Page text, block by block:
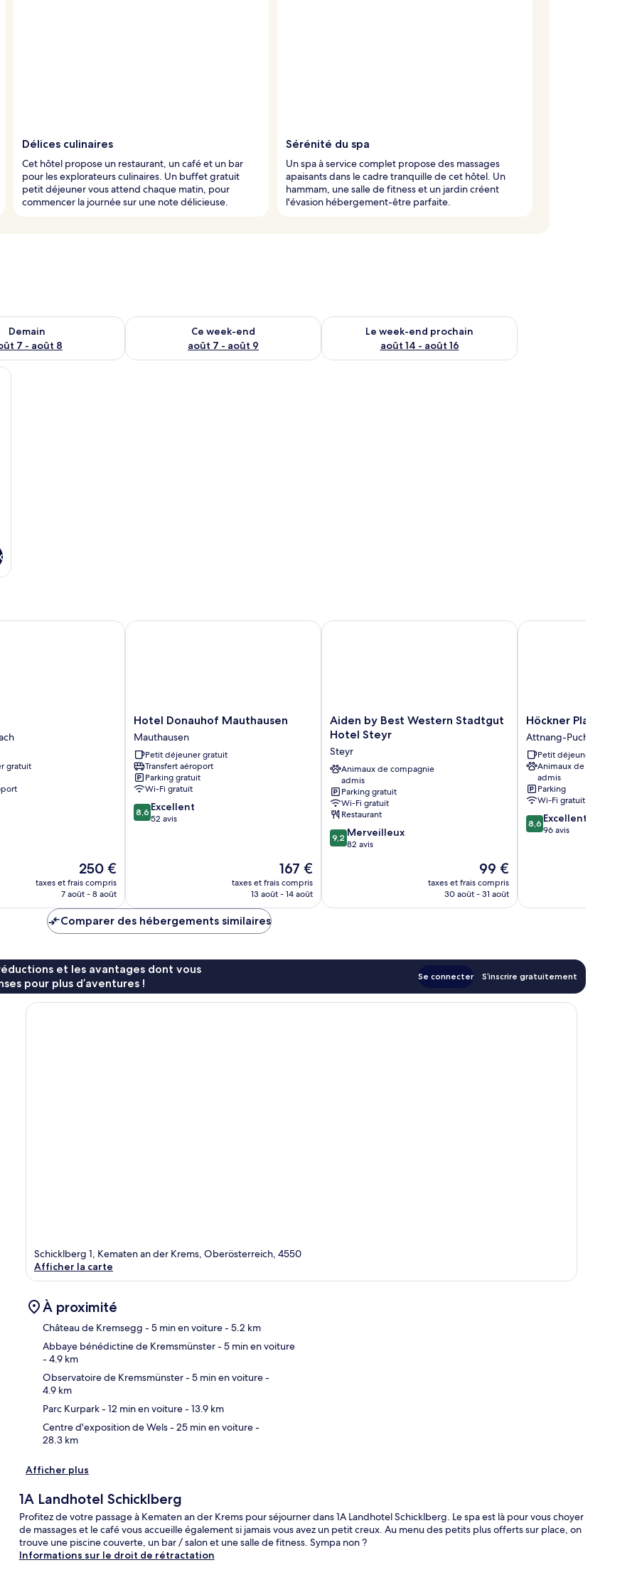
Délices culinaires
Cet hôtel propose un restaurant, un café et un bar
pour les explorateurs culinaires. Un buffet gratuit
petit déjeuner vous attend chaque matin, pour
commencer la journée sur une note délicieuse.
Sérénité du spa
Un spa à service complet propose des massages
apaisants dans le cadre tranquille de cet hôtel. Un
hammam, une salle de fitness et un jardin créent
l'évasion hébergement-être parfaite.
Demain
7 - août 8
pour demain août 7 - août 8
Ce week-end
août 7 - août 9
Vérifier la disponibilité pour ce week-end août 7 - août 9
Le week-end prochain
août 14 - août 16
Vérifier la disponibilité pour le week-end prochain août 14 -
des chaises, une lampe et un mur décoré de motifs.
gratuit
Le
nouveau
prix
de
250 €
250 €
taxes et frais compris
7 août - 8 août
Hotel
Donauhof
Mauthausen
Mauthausen
Hotel Donauhof Mauthausen
Mauthausen
Petit déjeuner gratuit
Transfert aéroport
Parking gratuit
Wi-Fi gratuit
8.6
sur
8,6 Excellent
52 avis
Le
nouveau
prix
167 €
taxes et frais compris
13 août - 14 août
Hotel Donauhof Mauthausen
Aiden
by
Western
Stadtgut
Hotel
Steyr
Steyr
Aiden by Best Western Stadtgut
Hotel Steyr
Steyr
Animaux de compagnie
admis
Parking gratuit
Wi-Fi gratuit
Restaurant
9.2
sur
9,2 Merveilleux
82 avis
Le
nouveau
prix
99 €
taxes et frais compris
30 août - 31 août
Aiden by Best Western Stadtgut Hotel Steyr
Höckner
Plazahotel
Attnang-
Puchheim
Höckner Plazahotel
Attnang-Puchheim
Petit déjeuner gratuit
Animaux de compagnie
admis
Parking
Wi-Fi gratuit
8.6
sur
8,6 Excellent
96 avis
Höckner Plazahotel
Comparer des hébergements similaires
et les avantages dont vous
pour plus d’aventures !
Se connecter S’inscrire gratuitement
Schicklberg 1, Kematen an der Krems, Oberösterreich, 4550
Afficher la carte
À proximité
Château de Kremsegg - 5 min en voiture- 5.2 km
Abbaye bénédictine de Kremsmünster- 5 min en voiture
- 4.9 km
Observatoire de Kremsmünster- 5 min en voiture-
4.9 km
Parc Kurpark- 12 min en voiture- 13.9 km
Centre d'exposition de Wels- 25 min en voiture-
28.3 km
Afficher plus
1A Landhotel Schicklberg
Profitez de votre passage à Kematen an der Krems pour séjourner dans 1A Landhotel Schicklberg. Le spa est là pour vous choyer
de massages et le café vous accueille également si jamais vous avez un petit creux. Au menu des petits plus offerts sur place, on
trouve une piscine couverte, un bar / salon et une salle de fitness. Sympa non ?
Informations sur le droit de rétractation